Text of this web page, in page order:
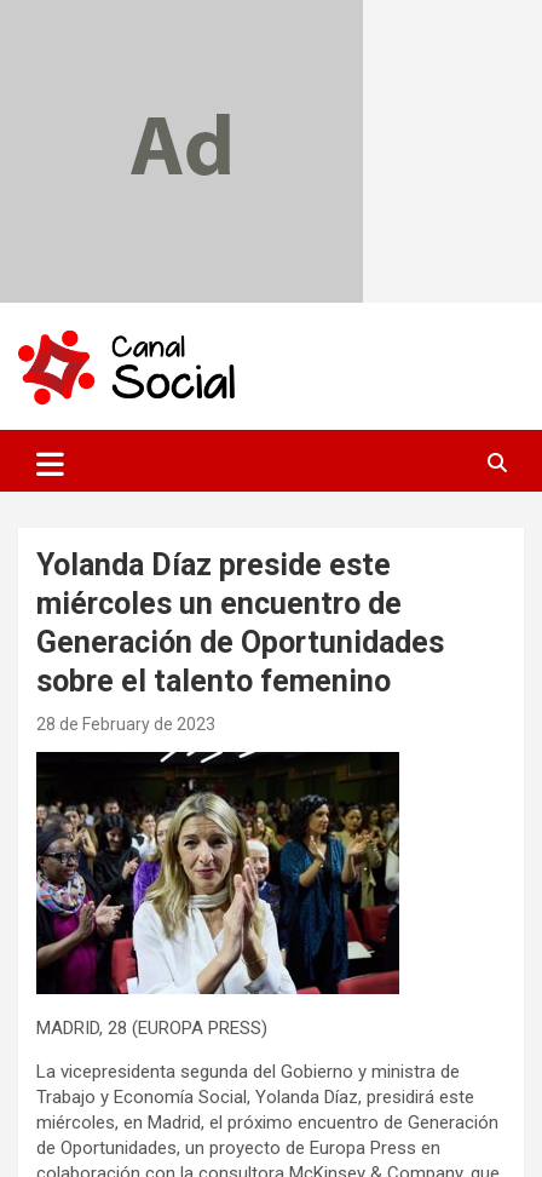
content
Canal Social
Yolanda Díaz preside este
miércoles un encuentro de
Generación de Oportunidades
sobre el talento femenino
28 de February de 2023
MADRID, 28 (EUROPA PRESS)
La vicepresidenta segunda del Gobierno y ministra de
Trabajo y Economía Social, Yolanda Díaz, presidirá este
miércoles, en Madrid, el próximo encuentro de Generación
de Oportunidades, un proyecto de Europa Press en